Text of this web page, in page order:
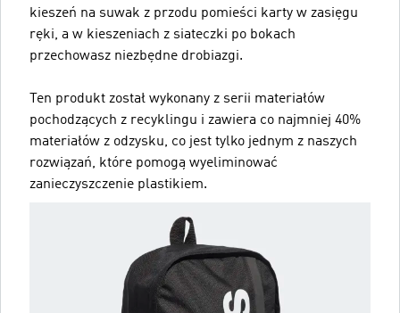
kieszeń na suwak z przodu pomieści karty w zasięgu
ręki, a w kieszeniach z siateczki po bokach
przechowasz niezbędne drobiazgi.
Ten produkt został wykonany z serii materiałów
pochodzących z recyklingu i zawiera co najmniej 40%
materiałów z odzysku, co jest tylko jednym z naszych
rozwiązań, które pomogą wyeliminować
zanieczyszczenie plastikiem.